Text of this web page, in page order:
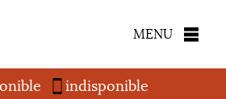
MENU
indisponible